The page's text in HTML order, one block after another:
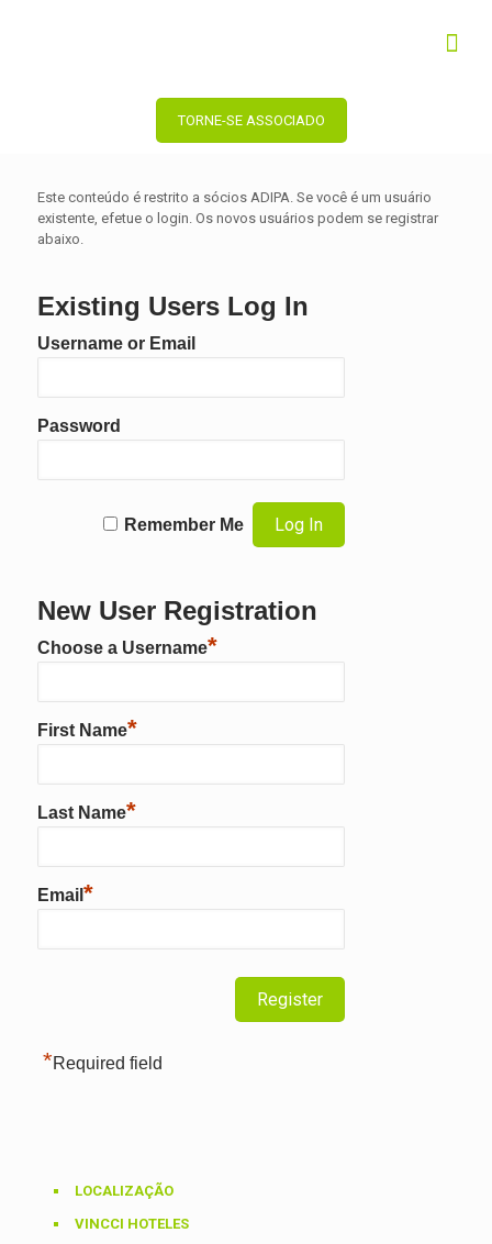
TORNE-SE ASSOCIADO
Este conteúdo é restrito a sócios ADIPA. Se você é um usuário
existente, efetue o login. Os novos usuários podem se registrar
abaixo.
Existing Users Log In
Username or Email
Password
Remember Me
New User Registration
Choose a Username*
First Name*
Last Name*
Email *
*Required field
LOCALIZAÇÃO
VINCCI HOTELES